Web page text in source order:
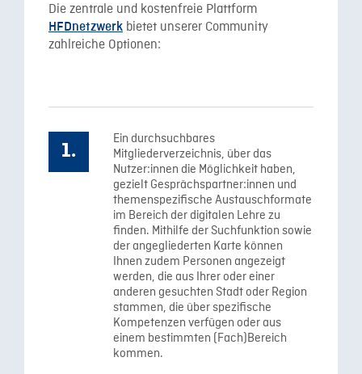
Die zentrale und kostenfreie Plattform
HFDnetzwerk bietet unserer Community
zahlreiche Optionen:
Ein durchsuchbares
Mitgliederverzeichnis, über das
Nutzer:innen die Möglichkeit haben,
gezielt Gesprächspartner:innen und
themenspezifische Austauschformate
im Bereich der digitalen Lehre zu
finden. Mithilfe der Suchfunktion sowie
der angegliederten Karte können
Ihnen zudem Personen angezeigt
werden, die aus Ihrer oder einer
anderen gesuchten Stadt oder Region
stammen, die über spezifische
Kompetenzen verfügen oder aus
einem bestimmten (Fach)Bereich
kommen.